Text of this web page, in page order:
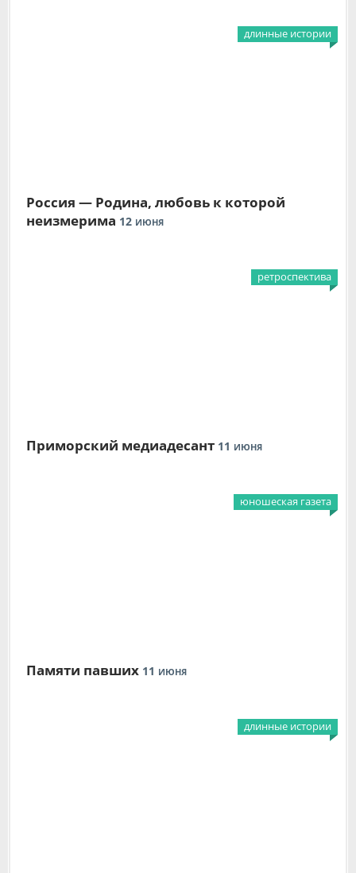
длинные истории
Россия — Родина, любовь к которой
неизмерима 12 ИЮНЯ
ретроспектива
Приморский медиадесант 11 ИЮНЯ
юношеская газета
Памяти павших 11 ИЮНЯ
длинные истории